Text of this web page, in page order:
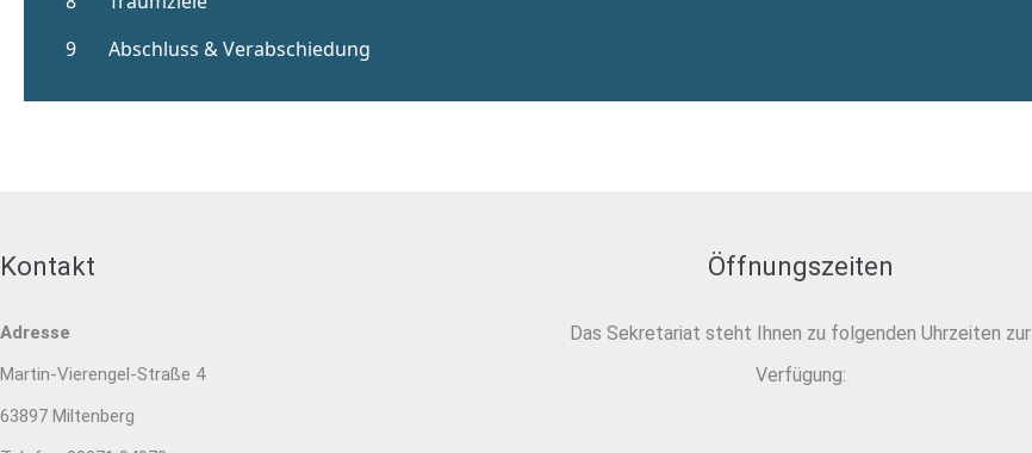
Kontakt
Adresse
Martin-Vierengel-Straße 4
63897 Miltenberg
Öffnungszeiten
Das Sekretariat steht Ihnen zu folgenden Uhrzeiten zur
Verfügung: